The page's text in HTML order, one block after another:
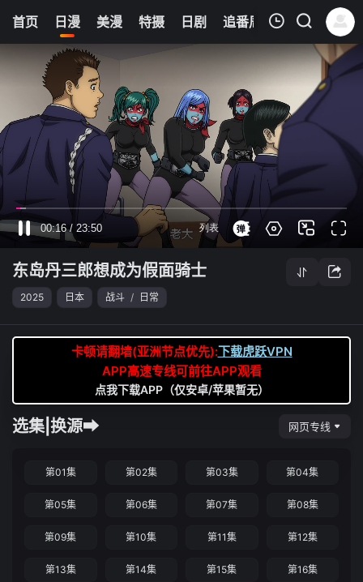
首页 日漫 美漫 特摄 日剧 追番周表 今日更新
6
我的观影记录
第18集
东岛丹三郎想成为假面骑士
清空
东岛丹三郎想成为假面骑士
2025 日本 战斗 / 日常
卡顿请翻墙(亚洲节点优先):下载虎跃VPN
APP高速专线可前往APP观看
点我下载APP（仅安卓/苹果暂无）
选集|换源➡ 网页专线
第01集 第02集 第03集 第04集
第05集 第06集 第07集 第08集
第09集 第10集 第11集 第12集
第13集 第14集 第15集 第16集